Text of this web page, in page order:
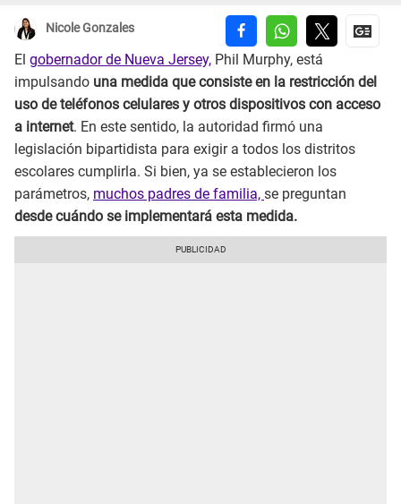
Nicole Gonzales
El gobernador de Nueva Jersey, Phil Murphy, está
impulsando una medida que consiste en la restricción del
uso de teléfonos celulares y otros dispositivos con acceso
a internet. En este sentido, la autoridad firmó una
legislación bipartidista para exigir a todos los distritos
escolares cumplirla. Si bien, ya se establecieron los
parámetros, muchos padres de familia, se preguntan
desde cuándo se implementará esta medida.